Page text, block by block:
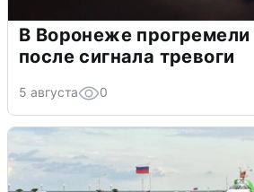
В Воронеже
после сигнала тревоги
5 августа 0